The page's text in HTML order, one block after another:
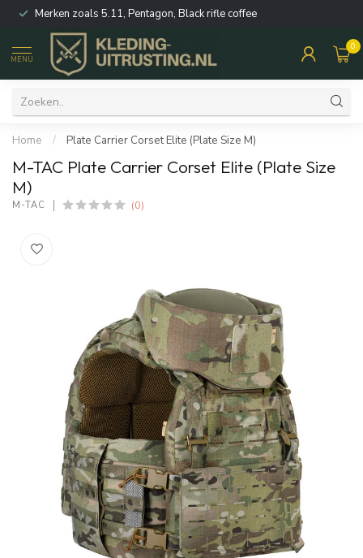
Merken zoals 5.11, Pentagon, Black rifle coffee
MENU
0
Home / Plate Carrier Corset Elite (Plate Size M)
M-TAC Plate Carrier Corset Elite (Plate Size
M)
M-TAC (0)